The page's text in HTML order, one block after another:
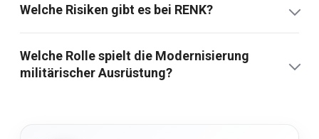
Welche Risiken gibt es bei RENK?
Welche Rolle spielt die Modernisierung
militärischer Ausrüstung?